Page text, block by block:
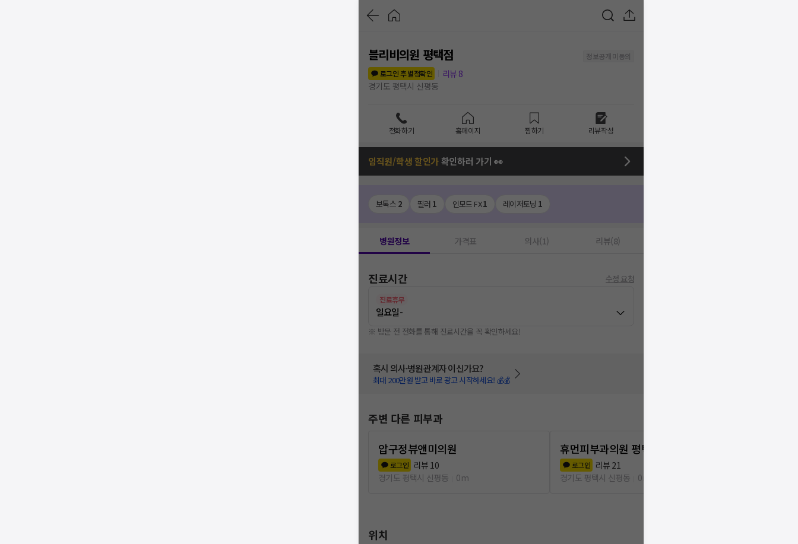
블리비의원 평택점
정보공개 미동의
로그인 후 별점확인
리뷰 8
경기도 평택시 신평동
전화하기 홈페이지 찜하기 리뷰작성
임직원/학생 할인가확인하러 가기 👀
보톡스 2 필러 1 인모드 FX1 레이저토닝 1
병원정보 가격표 의사(1) 리뷰(8)
진료시간 수정 요청
진료휴무
일요일-
※ 방문 전 전화를 통해 진료시간을 꼭 확인하세요!
혹시 의사·병원관계자 이신가요?
최대 200만원 받고 바로 광고 시작하세요! 💰💰
주변 다른 피부과
압구정뷰앤미의원
로그인 리뷰 10
경기도 평택시 신평동
0m
휴먼피부과의원 평택점
로그인 리뷰 21
경기도 평택시 신평동
0m
위치